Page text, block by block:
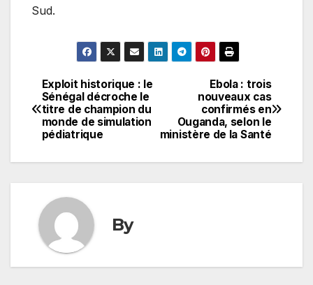
Sud.
Navigation
de
l’article
Ebola : trois
nouveaux cas
confirmés en
Ouganda, selon le
ministère de la Santé
Exploit historique : le
Sénégal décroche le
titre de champion du
monde de simulation
pédiatrique
By